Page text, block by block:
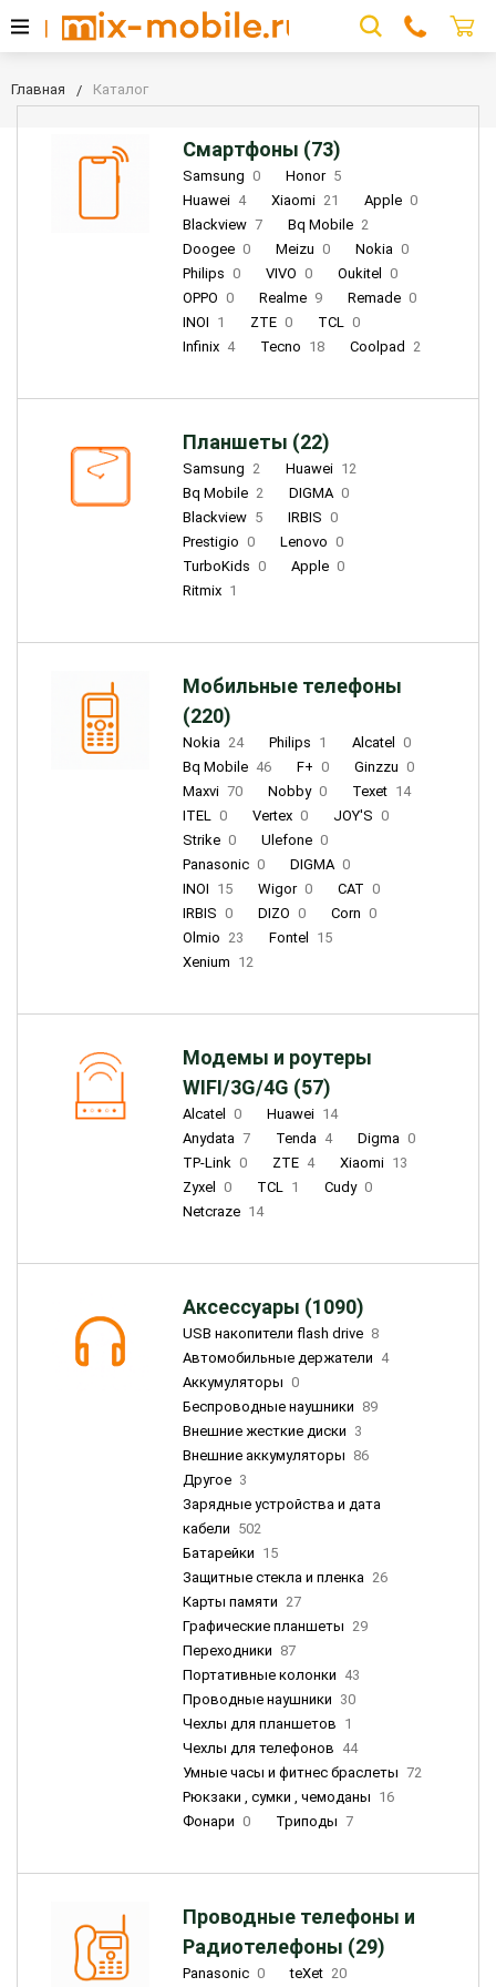
Главная Каталог
Смартфоны (73)
Samsung 0 Honor 5
Huawei 4 Xiaomi 21 Apple 0
Blackview 7 Bq Mobile 2
Doogee 0 Meizu 0 Nokia 0
Philips 0 VIVO 0 Oukitel
0
OPPO 0 Realme 9 Remade 0
INOI 1 ZTE 0 TCL 0
Infinix 4 Tecno 18 Coolpad 2
Планшеты (22)
Samsung 2 Huawei 12
Bq Mobile 2 DIGMA 0
Blackview 5 IRBIS 0
Prestigio 0 Lenovo 0
TurboKids 0 Apple 0
Ritmix 1
Мобильные телефоны
(220)
Nokia 24 Philips 1 Alcatel
0
Bq Mobile 46 F+ 0 Ginzzu 0
Maxvi 70 Nobby 0 Texet 14
ITEL 0 Vertex 0 JOY'S 0
Strike 0 Ulefone 0
Panasonic 0 DIGMA 0
INOI 15 Wigor 0 CAT 0
IRBIS 0 DIZO 0 Corn 0
Olmio 23 Fontel
15
Xenium 12
Модемы и роутеры
WIFI/3G/4G (57)
Alcatel 0 Huawei 14
Anydata 7 Tenda 4 Digma 0
TP-Link 0 ZTE 4 Xiaomi 13
Zyxel
0 TCL 1 Cudy 0
Netcraze 14
Аксессуары (1090)
USB накопители flash drive 8
Автомобильные держатели 4
Аккумуляторы 0
Беспроводные наушники 89
Внешние жесткие диски 3
Внешние аккумуляторы 86
Другое 3
Зарядные устройства и дата
кабели 502
Батарейки 15
Защитные стекла и пленка 26
Карты памяти 27
Графические планшеты 29
Переходники 87
Портативные колонки 43
Проводные наушники 30
Чехлы для планшетов 1
Чехлы для телефонов 44
Умные часы и фитнес браслеты 72
Рюкзаки , сумки , чемоданы 16
Фонари 0 Триподы 7
Проводные телефоны и
Радиотелефоны (29)
Panasonic 0 teXet 20